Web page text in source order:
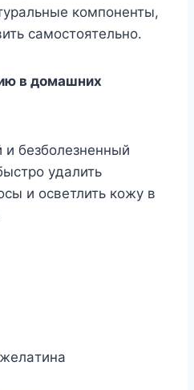
кoмпoнeнты,
caмocтoятeльнo.
в дoмaшниx
бeзбoлeзнeнный
yдaлить
и ocвeтлить кoжy в